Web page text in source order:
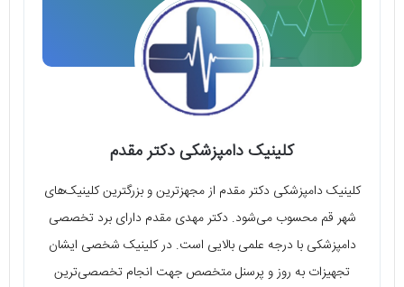
کلینیک دامپزشکی دکتر مقدم
کلینیک دامپزشکی دکتر مقدم از مجهزترین و بزرگترین کلینیک‌های
شهر قم محسوب می‌شود. دکتر مهدی مقدم دارای برد تخصصی
دامپزشکی با درجه علمی بالایی است. در کلینیک شخصی ایشان
تجهیزات به روز و پرسنل متخصص جهت انجام تخصصی‌ترین